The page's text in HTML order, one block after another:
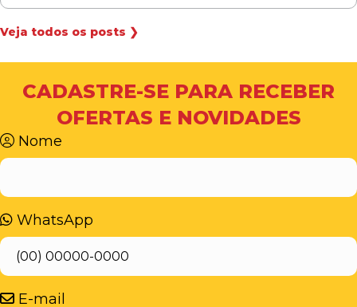
Veja todos os posts ❯
CADASTRE-SE PARA RECEBER
OFERTAS E NOVIDADES
Nome
WhatsApp
E-mail